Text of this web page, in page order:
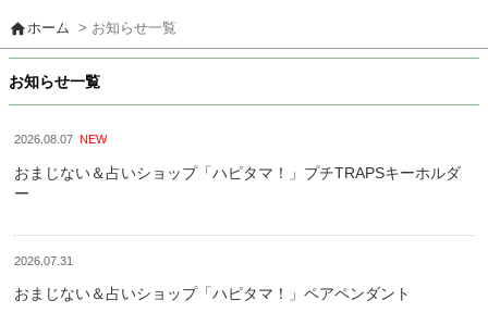
homeホーム > お知らせ一覧
お知らせ一覧
2026.08.07 NEW
おまじない＆占いショップ「ハピタマ！」プチTRAPSキーホルダ
ー
2026.07.31
おまじない＆占いショップ「ハピタマ！」ペアペンダント